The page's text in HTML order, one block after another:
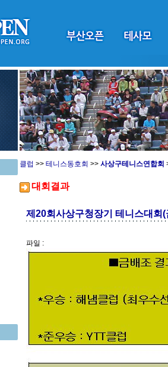
클럽 >> 테니스동호회 >> 사상구테니스연합회
대회결과
제20회사상구청장기 테니스대회
파일 :